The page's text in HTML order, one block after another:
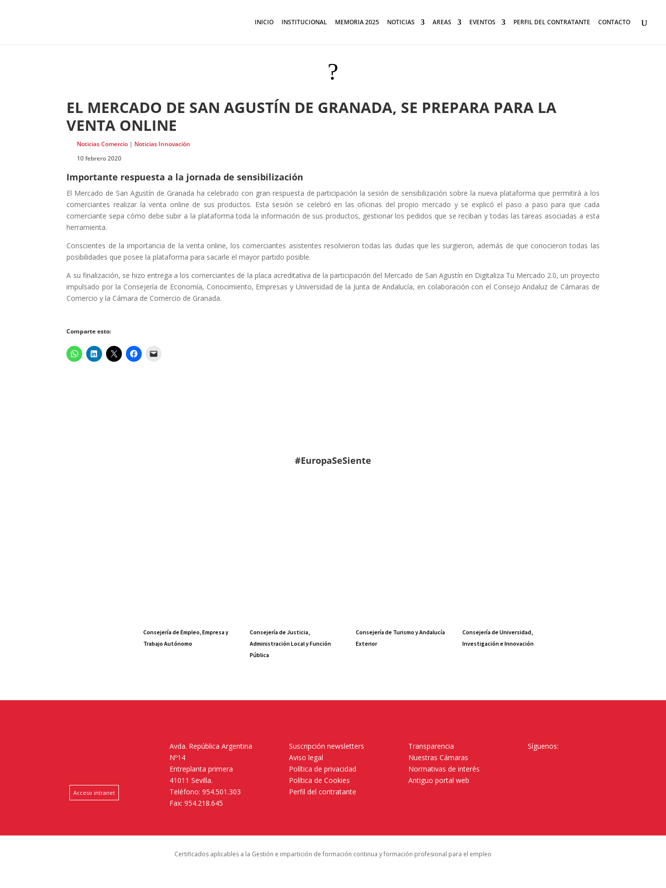
INICIO INSTITUCIONAL MEMORIA 2025 NOTICIAS AREAS EVENTOS PERFIL DEL CONTRATANTE CONTACTO
?
EL MERCADO DE SAN AGUSTÍN DE GRANADA, SE PREPARA PARA LA
VENTA ONLINE
Noticias Comercio| Noticias Innovación
10 febrero 2020
Importante respuesta a la jornada de sensibilización
El Mercado de San Agustín de Granada ha celebrado con gran respuesta de participación la sesión de sensibilización sobre la nueva plataforma que permitirá a los
comerciantes realizar la venta online de sus productos. Esta sesión se celebró en las oficinas del propio mercado y se explicó el paso a paso para que cada
comerciante sepa cómo debe subir a la plataforma toda la información de sus productos, gestionar los pedidos que se reciban y todas las tareas asociadas a esta
herramienta.
Conscientes de la importancia de la venta online, los comerciantes asistentes resolvieron todas las dudas que les surgieron, además de que conocieron todas las
posibilidades que posee la plataforma para sacarle el mayor partido posible.
A su finalización, se hizo entrega a los comerciantes de la placa acreditativa de la participación del Mercado de San Agustín en Digitaliza Tu Mercado 2.0, un proyecto
impulsado por la Consejería de Economía, Conocimiento, Empresas y Universidad de la Junta de Andalucía, en colaboración con el Consejo Andaluz de Cámaras de
Comercio y la Cámara de Comercio de Granada.
Comparte esto:
#EuropaSeSiente
Consejería de Empleo, Empresa y
Trabajo Autónomo
Consejería de Justicia,
Administración Local y Función
Pública
Consejería de Turismo y Andalucía
Exterior
Consejería de Universidad,
Investigación e Innovación
Acceso intranet
Avda. República Argentina
Nº14
Entreplanta primera
41011 Sevilla.
Teléfono: 954.501.303
Fax: 954.218.645
Suscripción newsletters
Aviso legal
Política de privacidad
Política de Cookies
Perfil del contratante
Transparencia
Nuestras Cámaras
Normativas de interés
Antiguo portal web
Síguenos:
Certificados aplicables a la Gestión e impartición de formación continua y formación profesional para el empleo